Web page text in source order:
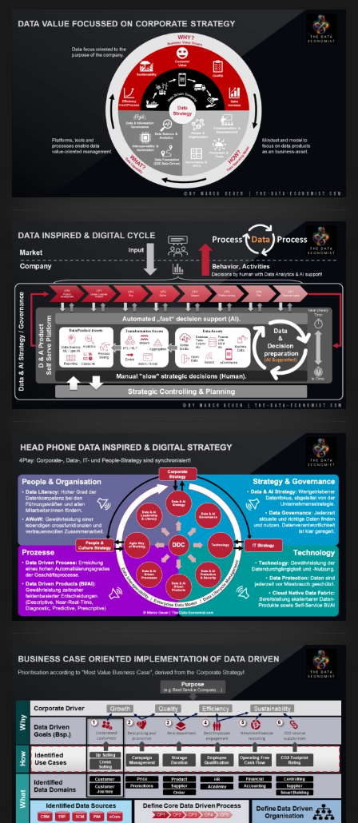
VIEW
Artikel:Prozesse und Daten müssen Hand
in Hand gehen
VIEW
Artikel:Kennst Du schon die "Head Phone
Data Driven Strategy"?
VIEW
Artikel:
Business Case orientierte
Etablierung einer Data Driven Company
VIEW